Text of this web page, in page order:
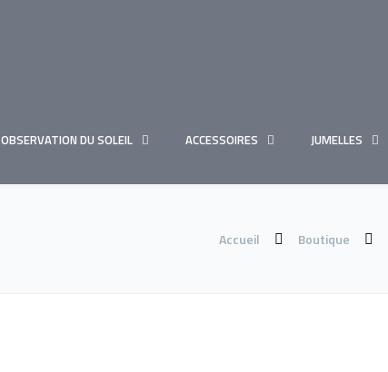
OBSERVATION DU SOLEIL ACCESSOIRES JUMELLES
Accueil Boutique